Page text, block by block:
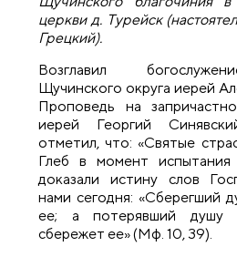
церкви д. Турейск
Грецкий).
Возглавил
Щучинского округа иерей
Проповедь на
иерей Георгий
отметил, что: «Святые
Глеб в момент испытания
доказали истину слов
нами сегодня: «Сберегший
ее; а потерявший
сбережет ее» (Мф. 10, 39).